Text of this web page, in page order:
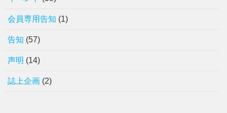
会員専用告知 (1)
告知 (57)
声明 (14)
誌上企画 (2)